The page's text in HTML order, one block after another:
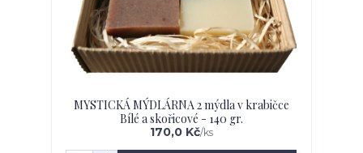
MYSTICKÁ MÝDLÁRNA 2 mýdla v krabičce
Bílé a skořicové - 140 gr.
170,0 Kč/ks